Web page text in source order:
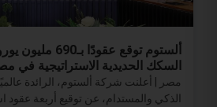
ألستوم توقع
السكك الحديدية الاستراتيجية في
مصر | أعلنت شركة ألستوم، الرائدة
الذكي والمستدام، عن توقيع أربعة عقود